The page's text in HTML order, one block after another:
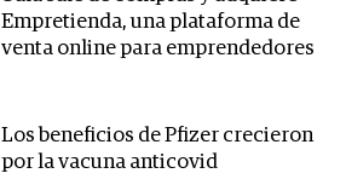
Empretienda, una plataforma de
venta online para emprendedores
Los beneficios de Pfizer crecieron
por la vacuna anticovid